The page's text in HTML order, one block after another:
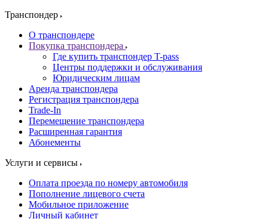
Транспондер
О транспондере
Покупка транспондера
Где купить транспондер T-pass
Центры поддержки и обслуживания
Юридическим лицам
Аренда транспондера
Регистрация транспондера
Trade-In
Перемещение транспондера
Расширенная гарантия
Абонементы
Услуги и сервисы
Оплата проезда по номеру автомобиля
Пополнение лицевого счета
Мобильное приложение
Личный кабинет